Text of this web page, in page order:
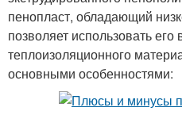
пенопласт, обладающий
позволяет использовать его
теплоизоляционного
основными особенностями: